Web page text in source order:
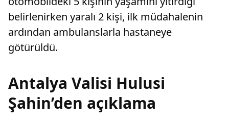
belirlenirken yaralı 2 kişi, ilk müdahalenin
ardından ambulanslarla hastaneye
götürüldü.
Antalya Valisi Hulusi
Şahin’den açıklama